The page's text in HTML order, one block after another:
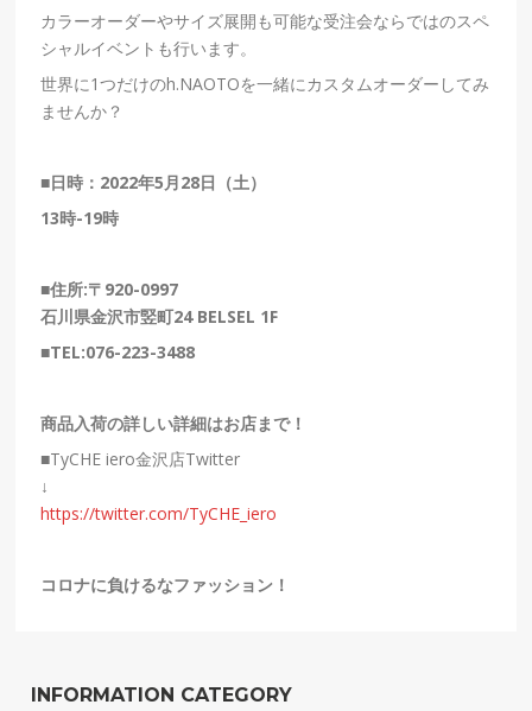
カラーオーダーやサイズ展開も可能な受注会ならではのスペ
シャルイベントも行います。
世界に1つだけのh.NAOTOを一緒にカスタムオーダーしてみ
ませんか？
■日時： 2022年5月28日（土）
13時-19時
■住所:〒920-0997
石川県金沢市竪町24 BELSEL 1F
■TEL:076-223-3488
商品入荷の詳しい詳細はお店まで！
■TyCHE iero金沢店Twitter
↓
https://twitter.com/TyCHE_iero
コロナに負けるなファッション！
INFORMATION CATEGORY